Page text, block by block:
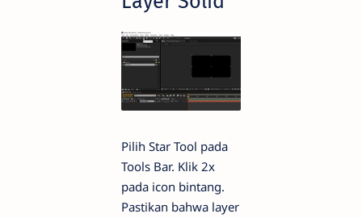
Pilih Star Tool pada
Tools Bar. Klik 2x
pada icon bintang.
Pastikan bahwa layer